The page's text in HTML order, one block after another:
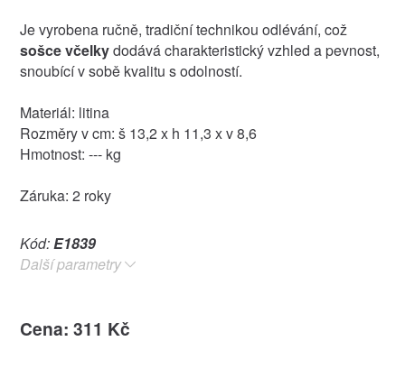
Je vyrobena ručně, tradiční technikou odlévání, což
sošce včelkydodává charakteristický vzhled a pevnost,
snoubící v sobě kvalitu s odolností.
Materiál: litina
Rozměry v cm: š 13,2 x h 11,3 x v 8,6
Hmotnost: --- kg
Záruka: 2 roky
Kód:E1839
Další parametry
Cena: 311 Kč